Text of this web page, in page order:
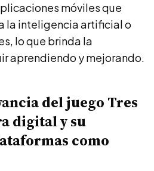
móviles que
la inteligencia artificial o
lo que brinda la
aprendiendo y mejorando.
del juego Tres
digital y su
como